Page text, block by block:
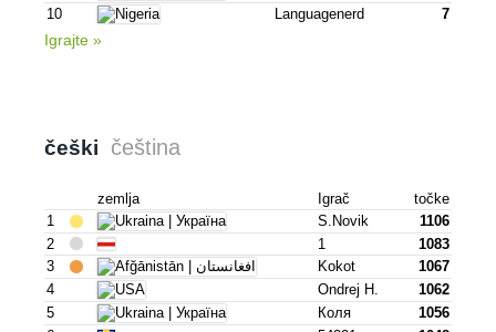
10
Languagenerd 7
Igrajte »
češki čeština
zemlja Igrač
točke
1
S.novik
1106
2
1
1083
3
Kokot
1067
4
Ondrej H.
1062
5
Коля
1056